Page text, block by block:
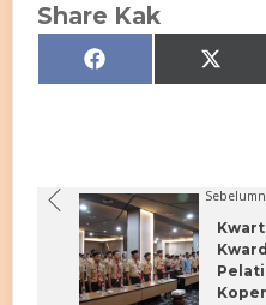
Share Kak
Share
on
Facebook Share
on
X